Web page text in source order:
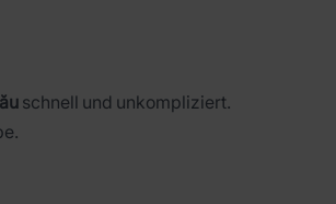
schnell und unkompliziert.